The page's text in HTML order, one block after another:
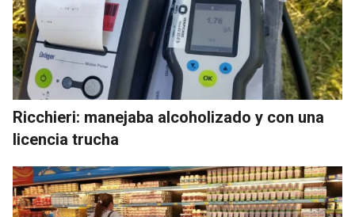
Ricchieri: manejaba alcoholizado y con una
licencia trucha